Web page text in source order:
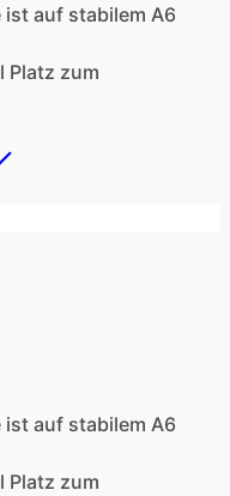
ist auf stabilem A6
Platz zum
ist auf stabilem A6
Platz zum